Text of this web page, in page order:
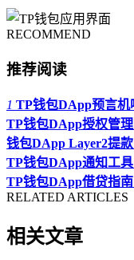
RECOMMEND
推荐阅读
1 TP钱包DApp预言
TP钱包DApp授权管
钱包DApp Layer2提
TP钱包DApp通知工
TP钱包DApp借贷指
RELATED ARTICLES
相关文章